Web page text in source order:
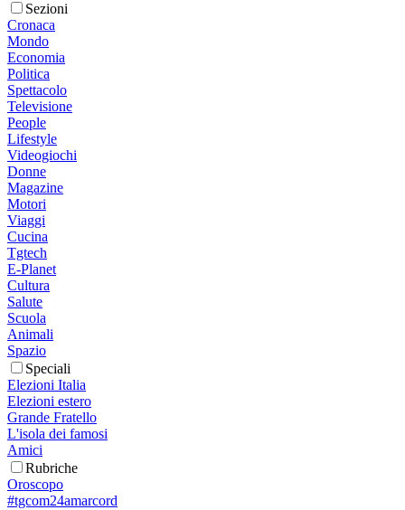
Sezioni
Cronaca
Mondo
Economia
Politica
Spettacolo
Televisione
People
Lifestyle
Videogiochi
Donne
Magazine
Motori
Viaggi
Cucina
Tgtech
E-Planet
Cultura
Salute
Scuola
Animali
Spazio
Speciali
Elezioni Italia
Elezioni estero
Grande Fratello
L'isola dei famosi
Amici
Rubriche
Oroscopo
#tgcom24amarcord